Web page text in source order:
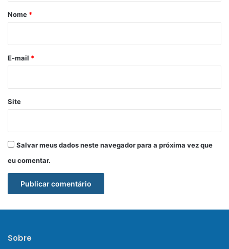
r
*
Nome *
E-mail *
Site
Salvar meus dados neste navegador para a próxima vez que
eu comentar.
Sobre